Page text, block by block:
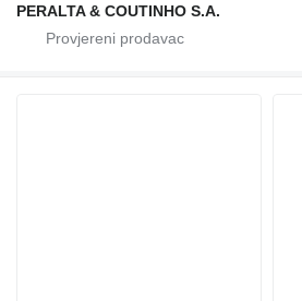
PERALTA & COUTINHO S.A.